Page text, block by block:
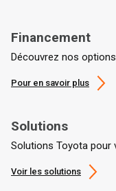
Financement
Découvrez nos
Pour en savoir plus
Solutions
Solutions Toyota pour
Voir les solutions